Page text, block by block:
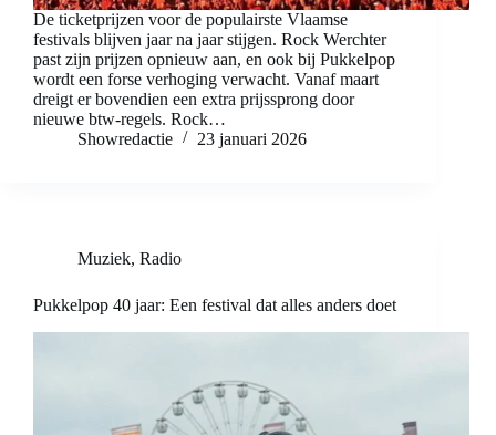
De ticketprijzen voor de populairste Vlaamse
festivals blijven jaar na jaar stijgen. Rock Werchter
past zijn prijzen opnieuw aan, en ook bij Pukkelpop
wordt een forse verhoging verwacht. Vanaf maart
dreigt er bovendien een extra prijssprong door
nieuwe btw-regels. Rock…
Showredactie
23 januari 2026
Muziek, Radio
Pukkelpop 40 jaar: Een festival dat alles anders doet